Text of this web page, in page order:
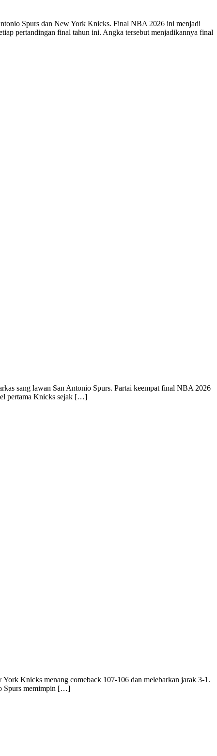
Spurs dan New York Knicks. Final NBA 2026 ini menjadi
pertandingan final tahun ini. Angka tersebut menjadikannya final
sang lawan San Antonio Spurs. Partai keempat final NBA 2026
pertama Knicks sejak […]
Knicks menang comeback 107-106 dan melebarkan jarak 3-1.
Spurs memimpin […]